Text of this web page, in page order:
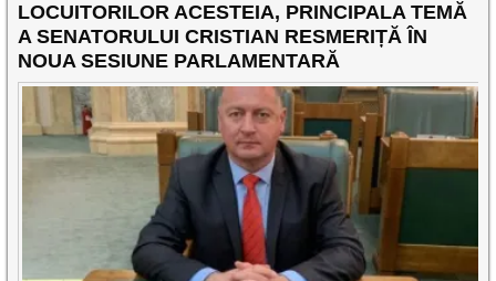
LOCUITORILOR ACESTEIA, PRINCIPALA TEMĂ
A SENATORULUI CRISTIAN RESMERIȚĂ ÎN
NOUA SESIUNE PARLAMENTARĂ